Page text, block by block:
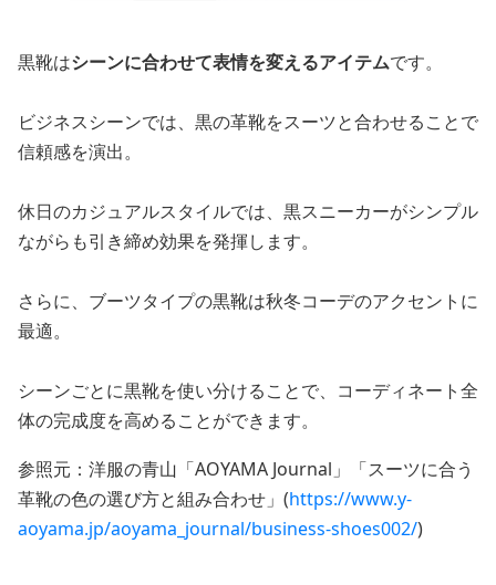
黒靴はシーンに合わせて表情を変えるアイテムです。
ビジネスシーンでは、黒の革靴をスーツと合わせることで
信頼感を演出。
休日のカジュアルスタイルでは、黒スニーカーがシンプル
ながらも引き締め効果を発揮します。
さらに、ブーツタイプの黒靴は秋冬コーデのアクセントに
最適。
シーンごとに黒靴を使い分けることで、コーディネート全
体の完成度を高めることができます。
参照元：洋服の青山「AOYAMA Journal」「スーツに合う
革靴の色の選び方と組み合わせ」(https://www.y-
aoyama.jp/aoyama_journal/business-shoes002/)